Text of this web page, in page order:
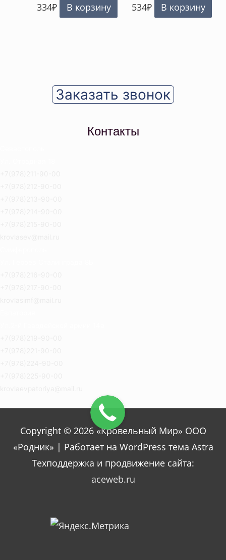
334₽ В корзину 534₽ В корзину
Заказать звонок
Контакты
Copyright © 2026 «Кровельный Мир» ООО
«Родник» | Работает на WordPress тема Astra
Техподдержка и продвижение сайта:
aceweb.ru